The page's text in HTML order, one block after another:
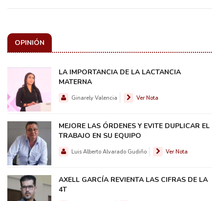
OPINIÓN
LA IMPORTANCIA DE LA LACTANCIA
MATERNA
Ginarely Valencia Ver Nota
MEJORE LAS ÓRDENES Y EVITE DUPLICAR EL
TRABAJO EN SU EQUIPO
Luis Alberto Alvarado Gudiño Ver Nota
AXELL GARCÍA REVIENTA LAS CIFRAS DE LA
4T